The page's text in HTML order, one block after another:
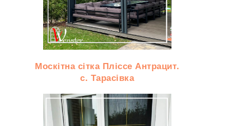
Москітна сітка Пліссе Антрацит.
с. Тарасівка